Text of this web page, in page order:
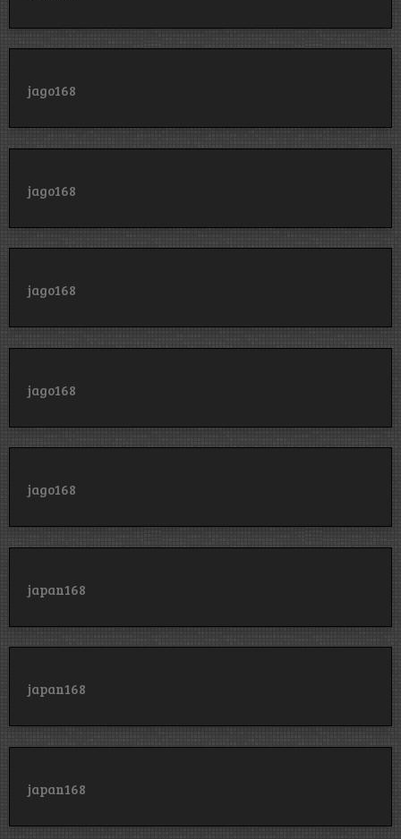
jago168
jago168
jago168
jago168
jago168
japan168
japan168
japan168